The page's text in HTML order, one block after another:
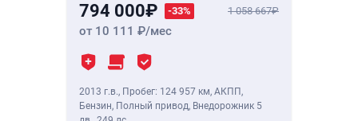
794 000 -33% 1 058 667
от 10 111 /мес
2013 г.в., Пробег: 124 957 км, АКПП,
Бензин, Полный привод, Внедорожник 5